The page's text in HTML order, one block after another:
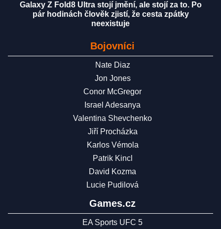
Galaxy Z Fold8 Ultra stojí jmění, ale stojí za to. Po
pár hodinách člověk zjistí, že cesta zpátky
neexistuje
Bojovníci
Nate Diaz
Jon Jones
Conor McGregor
Israel Adesanya
Valentina Shevchenko
Jiří Procházka
Karlos Vémola
Patrik Kincl
David Kozma
Lucie Pudilová
Games.cz
EA Sports UFC 5